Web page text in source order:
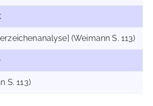
(Weimann S. 113)
S. 113)